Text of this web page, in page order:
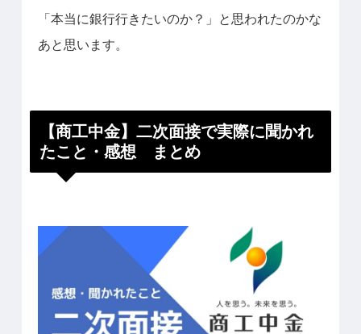
「本当に銀行行きたいのか？」と思われたのかな
あと思います。
【商工中金】二次面接で実際に聞かれ
たこと・感想 まとめ